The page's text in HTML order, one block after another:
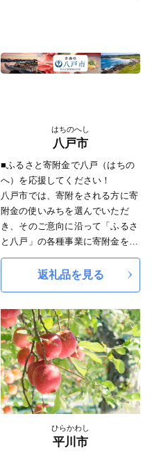
はちのへし
八戸市
■ふるさと寄附金で八戸（はちの
へ）を応援してください！
八戸市では、寄附をされる方に寄
附金の使いみちを選んでいただ
き、そのご意向に沿って「ふるさ
と八戸」の各種事業に寄附金を活
用しております。
八戸市は平成29年1月に中核市へ
移行しました。
し、さらなる発展へ向けて前進す
る「ふるさと八戸」へのあたたか
いご支援をお願いいたします。
■蕪嶋神社への募金について
平成27年の火災により社殿が全焼
した蕪嶋神社の再建支援は、ふる
さと寄附金の使いみちにはご指定
いただけません。
蕪嶋神社への募金は、蕪嶋神社再
返礼品を見る
ひらかわし
平川市